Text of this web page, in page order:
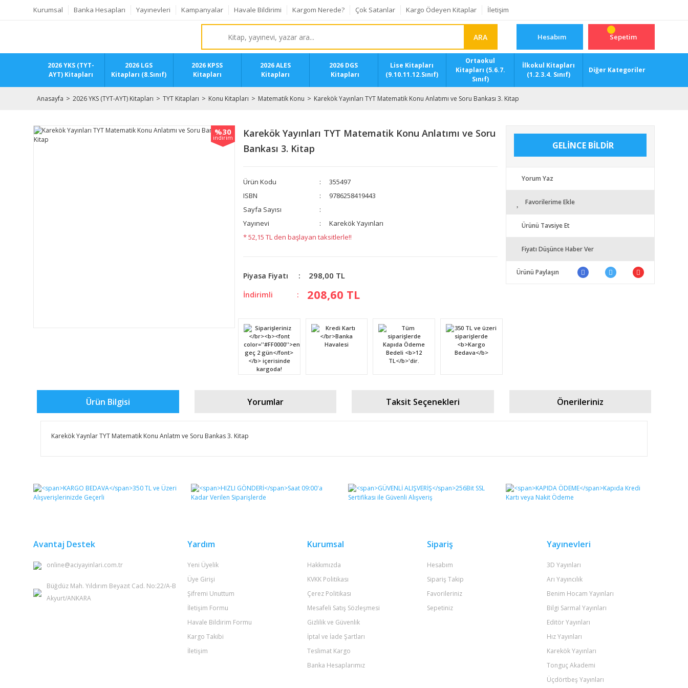
Kurumsal Banka Hesapları Yayınevleri Kampanyalar Havale Bildirimi Kargom Nerede? Çok Satanlar Kargo Ödeyen Kitaplar İletişim
ARA Hesabım Sepetim
2026 YKS (TYT-
AYT) Kitapları
2026 LGS
Kitapları (8.Sınıf)
2026 KPSS
Kitapları
2026 ALES
Kitapları
2026 DGS
Kitapları
Lise Kitapları
(9.10.11.12.Sınıf)
Ortaokul
Kitapları (5.6.7.
Sınıf)
İlkokul Kitapları
(1.2.3.4. Sınıf)
Diğer Kategoriler
Anasayfa 2026 YKS (TYT-AYT) Kitapları TYT Kitapları Konu Kitapları Matematik Konu Karekök Yayınları TYT Matematik Konu Anlatımı ve Soru Bankası 3. Kitap
%30
indirim
Karekök Yayınları TYT Matematik Konu Anlatımı ve Soru
Bankası 3. Kitap
Ürün Kodu
355497
ISBN
9786258419443
Sayfa Sayısı
Yayınevi
Karekök Yayınları
* 52,15 TL den başlayan taksitlerle!!
Piyasa Fiyatı 298,00 TL
İndirimli 208,60 TL
GELİNCE BİLDİR
Yorum Yaz
Favorilerime Ekle
Ürünü Tavsiye Et
Fiyatı Düşünce Haber Ver
Ürünü Paylaşın
Ürün Bilgisi Yorumlar Taksit Seçenekleri Önerileriniz
Karekök Yaynlar TYT Matematik Konu Anlatm ve Soru Bankas 3. Kitap
Bu ürüne ilk yorumu siz yapın!
Görüş ve önerileriniz için teşekkür ederiz.
Bu ürüne benzer farklı alternatifler olmalı.
Gönder
Avantaj Destek
online@aciyayinlari.com.tr
Büğdüz Mah. Yıldırım Beyazıt Cad. No:22/A-B
Akyurt/ANKARA
Yardım
Yeni Üyelik
Üye Girişi
Şifremi Unuttum
İletişim Formu
Havale Bildirim Formu
Kargo Takibi
İletişim
Kurumsal
Hakkımızda
KVKK Politikası
Çerez Politikası
Mesafeli Satış Sözleşmesi
Gizlilik ve Güvenlik
İptal ve İade Şartları
Teslimat Kargo
Banka Hesaplarımız
Sipariş
Hesabım
Sipariş Takip
Favorileriniz
Sepetiniz
Yayınevleri
3D Yayınları
Arı Yayıncılık
Benim Hocam Yayınları
Bilgi Sarmal Yayınları
Editör Yayınları
Hız Yayınları
Karekök Yayınları
Tonguç Akademi
Üçdörtbeş Yayınları